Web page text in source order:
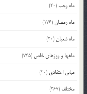
ماه رجب(20)
ماه رمضان(176)
ماه شعبان(20)
ماهها و روزهای خاص (745)
مبانی اعتقادی (20)
مختلف (367)